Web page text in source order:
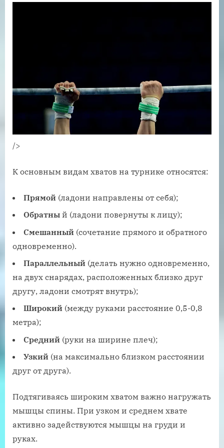
/>
К основным видам хватов на турнике относятся:
Прямой (ладони направлены от себя);
Обратны й (ладони повернуты к лицу);
Смешанный (сочетание прямого и обратного
одновременно).
Параллельный (делать нужно одновременно,
на двух снарядах, расположенных близко друг
другу, ладони смотрят внутрь);
Широкий (между руками расстояние 0,5-0,8
метра);
Средний (руки на ширине плеч);
Узкий (на максимально близком расстоянии
друг от друга).
Подтягиваясь широким хватом важно нагружать
мышцы спины. При узком и среднем хвате
активно задействуются мышцы на груди и
руках.